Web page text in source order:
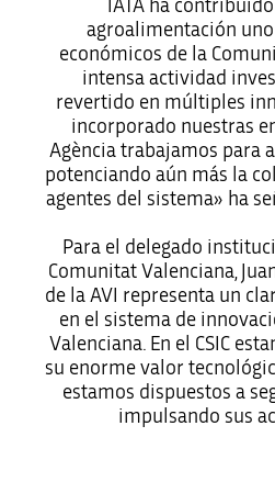
IATA ha
agroalimentación
económicos de la
intensa actividad
revertido en múltiples
incorporado nuestras
Agència trabajamos para
potenciando aún más la
agentes del sistema» ha
Para el delegado
Comunitat Valenciana,
de la AVI representa un
en el sistema de
Valenciana. En el CSIC
su enorme valor
estamos dispuestos a
impulsando sus